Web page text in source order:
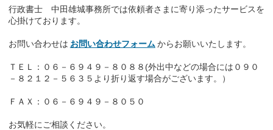
行政書士 中田雄城事務所では依頼者さまに寄り添ったサービスを
心掛けております。
お問い合わせは お問い合わせフォーム からお願いいたします。
ＴＥＬ：０６－６９４９－８０８８(外出中などの場合には０９０
－８２１２－５６３５より折り返す場合がございます。）
ＦＡＸ：０６－６９４９－８０５０
お気軽にご相談ください。